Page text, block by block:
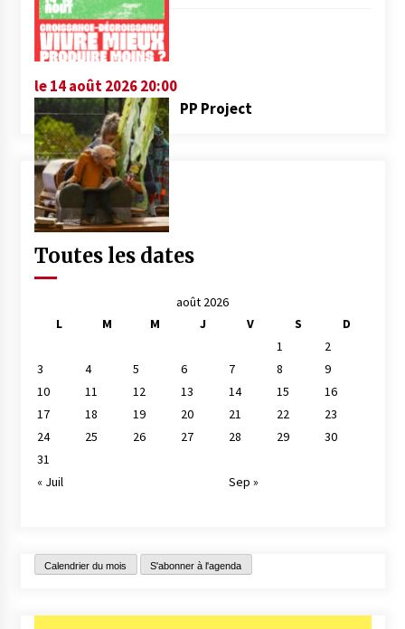
le 14 août 2026 20:00
PP Project
Toutes les dates
août 2026
L
M M J V S
D
1
2
3
4 5 6 7 8
9
10
11 12 13 14 15
16
17
18 19 20 21 22
23
24
25 26 27 28 29
30
31
« Juil
Sep »
Calendrier du mois S'abonner à l'agenda